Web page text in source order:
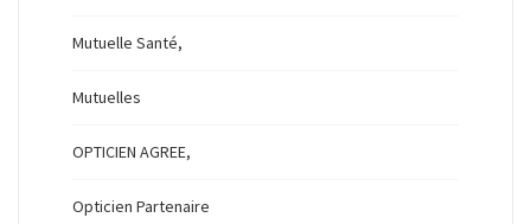
Mutuelle Santé,
Mutuelles
OPTICIEN AGREE,
Opticien Partenaire